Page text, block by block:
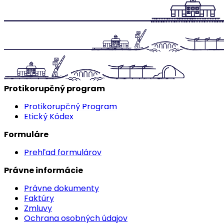
Protikorupčný program
Protikorupčný Program
Etický Kódex
Formuláre
Prehľad formulárov
Právne informácie
Právne dokumenty
Faktúry
Zmluvy
Ochrana osobných údajov